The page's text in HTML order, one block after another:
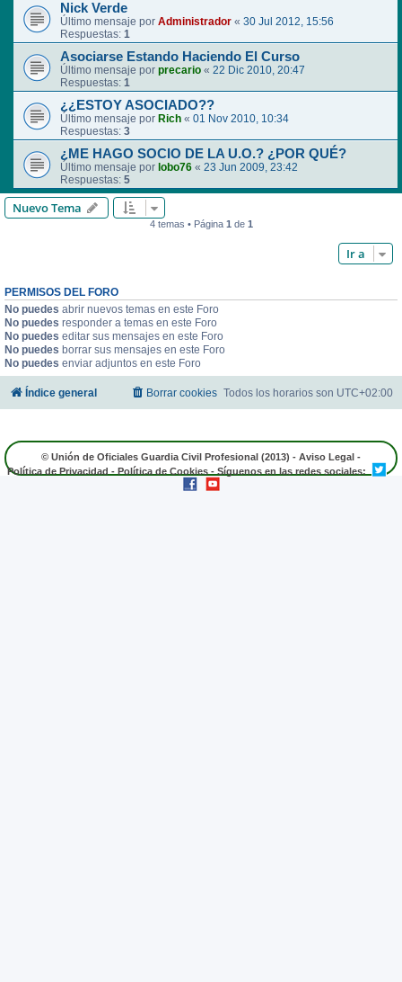
Nick Verde
Último mensaje por Administrador « 30 Jul 2012, 15:56
Respuestas: 1
Asociarse Estando Haciendo El Curso
Último mensaje por precario « 22 Dic 2010, 20:47
Respuestas: 1
¿¿ESTOY ASOCIADO??
Último mensaje por Rich « 01 Nov 2010, 10:34
Respuestas: 3
¿ME HAGO SOCIO DE LA U.O.? ¿POR QUÉ?
Último mensaje por lobo76 « 23 Jun 2009, 23:42
Respuestas: 5
Nuevo Tema
4 temas • Página 1de 1
Ir a
PERMISOS DEL FORO
No puedes abrir nuevos temas en este Foro
No puedes responder a temas en este Foro
No puedes editar sus mensajes en este Foro
No puedes borrar sus mensajes en este Foro
No puedes enviar adjuntos en este Foro
Índice general Todos los horarios son UTC+02:00
Borrar cookies
© Unión de Oficiales Guardia Civil Profesional (2013) - Aviso Legal -
Política de Privacidad-Política de Cookies- Síguenos en las redes sociales: